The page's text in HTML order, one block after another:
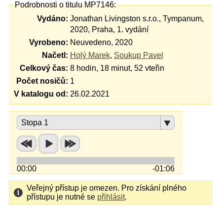
Podrobnosti o titulu MP7146:
Vydáno: Jonathan Livingston s.r.o., Tympanum,
2020, Praha, 1. vydání
Vyrobeno: Neuvedeno, 2020
Načetl: Holý Marek, Soukup Pavel
Celkový čas: 8 hodin, 18 minut, 52 vteřin
Počet nosičů: 1
V katalogu od: 26.02.2021
Stopa 1
00:00 -01:06
Veřejný přístup je omezen. Pro získání plného
přístupu je nutné se přihlásit.